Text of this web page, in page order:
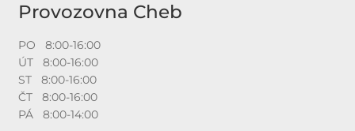
Provozovna Cheb
PO 8:00-16:00
ÚT 8:00-16:00
ST 8:00-16:00
ČT 8:00-16:00
PÁ 8:00-14:00